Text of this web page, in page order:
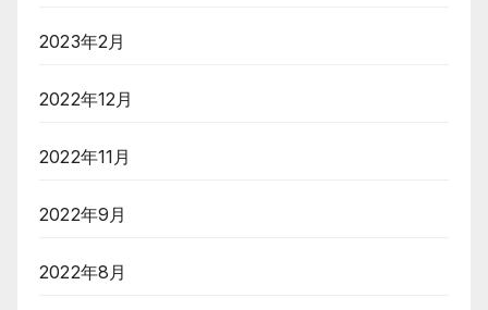
2023年2月
2022年12月
2022年11月
2022年9月
2022年8月